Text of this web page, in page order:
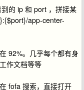
的 ip 和 port ，拼接某
app-center-
92%。几乎每个都有身
作文档等等
fofa 搜索，直接打开